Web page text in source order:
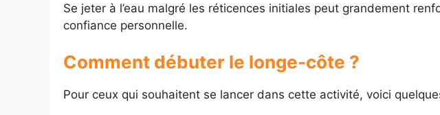
Se jeter à l’eau malgré les réticences initiales peut grandement
confiance personnelle.
Comment débuter le longe-côte ?
Pour ceux qui souhaitent se lancer dans cette activité, voici